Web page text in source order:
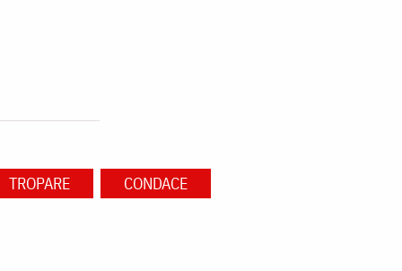
TROPARE CONDACE